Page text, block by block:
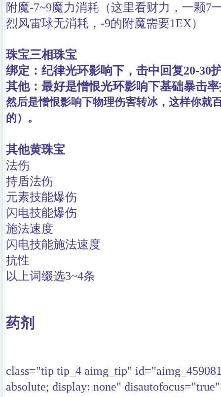
附魔-7~9魔力消耗（这里看财力，一颗7
烈风雷球无消耗，-9的附魔需要1EX）
珠宝三相珠宝
绑定：纪律光环影响下，击中回复20-30
其他：最好是憎恨光环影响下基础暴击
然后是憎恨影响下物理伤害转冰，这样你就
的）。
其他黄珠宝
法伤
持盾法伤
元素技能爆伤
闪电技能爆伤
施法速度
闪电技能施法速度
抗性
以上词缀选3~4条
药剂
class="tip tip_4 aimg_tip"
absolute; display: none"